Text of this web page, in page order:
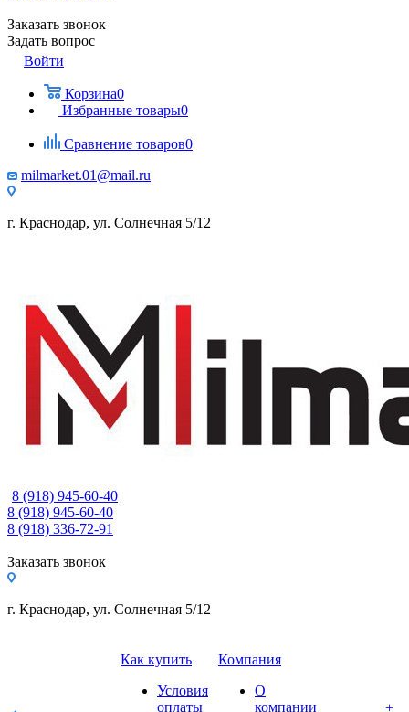
Заказать звонок
Задать вопрос
Войти
Корзина0
Избранные товары0
Сравнение товаров0
milmarket.01@mail.ru
г. Краснодар, ул. Солнечная 5/12
8 (918) 945-60-40
8 (918) 945-60-40
8 (918) 336-72-91
Заказать звонок
г. Краснодар, ул. Солнечная 5/12
Как купить
Условия
оплаты
Компания
О
компании
+